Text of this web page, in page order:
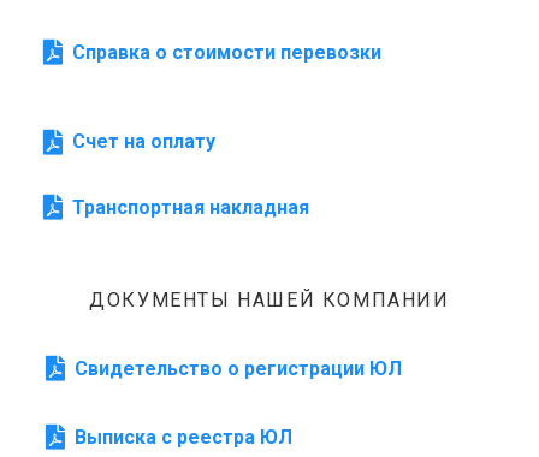
Справка о стоимости перевозки
Счет на оплату
Транспортная накладная
ДОКУМЕНТЫ НАШЕЙ КОМПАНИИ
Свидетельство о регистрации ЮЛ
Выписка с реестра ЮЛ